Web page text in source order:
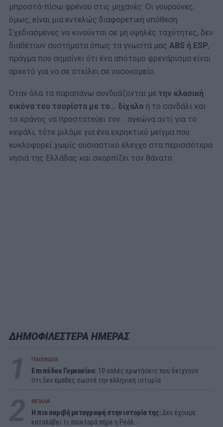
μπροστά-πίσω φρένου στις μηχανές. Οι γουρούνες,
όμως, είναι μια εντελώς διαφορετική υπόθεση.
Σχεδιασμένες να κινούνται σε μη υψηλές ταχύτητες, δεν
διαθέτουν συστήματα όπως τα γνωστά μας ABS ή ESP,
πράγμα που σημαίνει ότι ένα απότομο φρενάρισμα είναι
αρκετό για να σε στείλει σε νοσοκομείο.
Όταν όλα τα παραπάνω συνδυάζονται με την κλασική
εικόνα του τουρίστα με το… δίχαλο ή το σανδάλι και
το κράνος να προστατεύει τον… αγκώνα αντί για το
κεφάλι, τότε μιλάμε για ένα εκρηκτικό μείγμα που
κυκλοφορεί χωρίς ουσιαστικό έλεγχο στα περισσότερα
νησιά της Ελλάδας και σκορπίζει τον θάνατο.
ΔΗΜΟΦΙΛΕΣΤΕΡΑ ΗΜΕΡΑΣ
ΠΑΙΧΝΙΔΙΑ
Επιπέδου Γυμνασίου: 10 απλές ερωτήσεις που δείχνουν
ότι δεν έμαθες σωστά την ελληνική ιστορία
ΜΠΑΛΑ
Η πιο ακριβή μεταγραφή στην ιστορία της:Δεν έχουμε
καταλάβει τι παικταρά πήρε η Ρεάλ...